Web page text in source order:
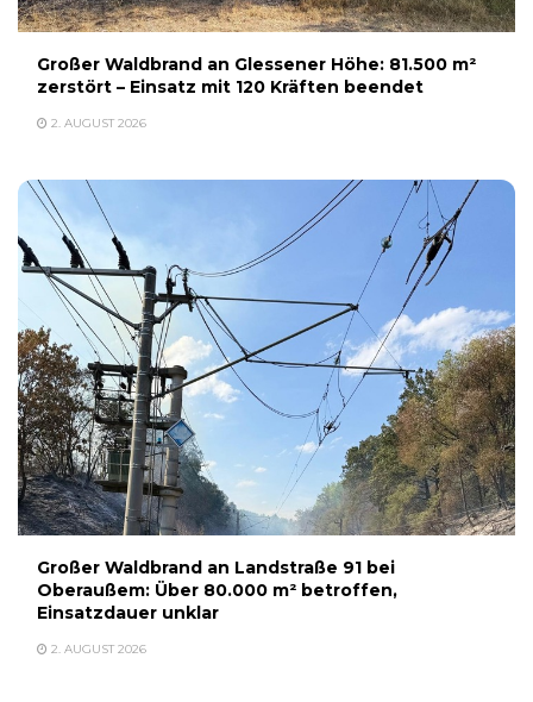
Großer Waldbrand an Glessener Höhe: 81.500 m²
zerstört – Einsatz mit 120 Kräften beendet
2. AUGUST 2026
Großer Waldbrand an Landstraße 91 bei
Oberaußem: Über 80.000 m² betroffen,
Einsatzdauer unklar
2. AUGUST 2026